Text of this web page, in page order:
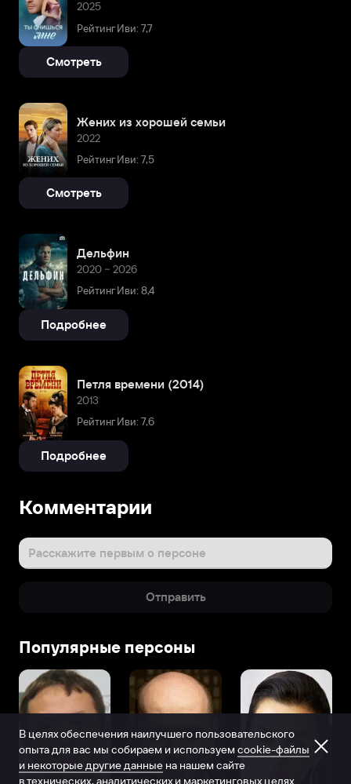
2025
Рейтинг Иви: 7,7
Смотреть
Жених из хорошей семьи
2022
Рейтинг Иви: 7,5
Смотреть
Дельфин
2020 – 2026
Рейтинг Иви: 8,4
Подробнее
Петля времени (2014)
2013
Рейтинг Иви: 7,6
Подробнее
Комментарии
Расскажите первым о персоне
Отправить
Популярные персоны
В целях обеспечения наилучшего пользовательского
опыта для вас мы собираем и используем cookie-файлы
и некоторые другие данные на нашем сайте
в технических, аналитических и маркетинговых целях.